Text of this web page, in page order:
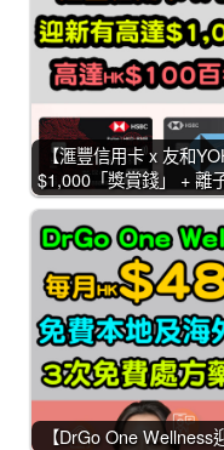
【滙豐信用卡 x 友和
$1,000「獎賞錢」 + 離
【DrGo One